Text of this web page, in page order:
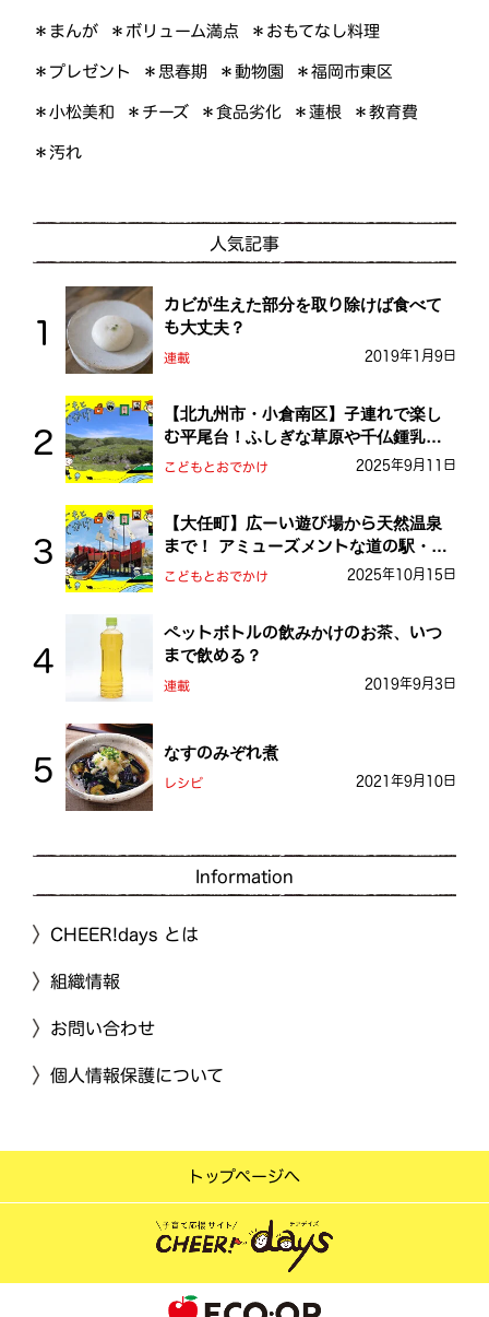
＊まんが ＊ボリューム満点 ＊おもてなし料理
＊プレゼント ＊思春期 ＊動物園 ＊福岡市東区
＊小松美和 ＊チーズ ＊食品劣化 ＊蓮根 ＊教育費
＊汚れ
人気記事
カビが生えた部分を取り除けば食べて
も大丈夫？
連載 2019年1月9日
【北九州市・小倉南区】子連れで楽し
む平尾台！ふしぎな草原や千仏鍾乳洞
を探検しよう！
こどもとおでかけ 2025年9月11日
【大任町】広ーい遊び場から天然温泉
まで！ アミューズメントな道の駅・お
おとう桜街道
こどもとおでかけ 2025年10月15日
ペットボトルの飲みかけのお茶、いつ
まで飲める？
連載 2019年9月3日
なすのみぞれ煮
レシピ 2021年9月10日
Information
CHEER!days とは
組織情報
お問い合わせ
個人情報保護について
トップページへ